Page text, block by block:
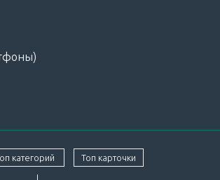
категорий Топ карточки